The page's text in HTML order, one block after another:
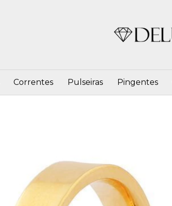
Correntes Pulseiras Pingentes